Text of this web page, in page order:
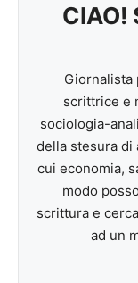
CIAO!
Giornalista
scrittrice e
sociologia-
della stesura di
cui economia,
modo
scrittura e
ad un